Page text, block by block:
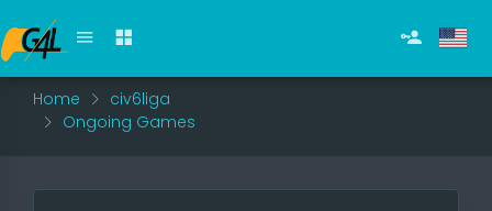
Home
civ6liga
Ongoing Games